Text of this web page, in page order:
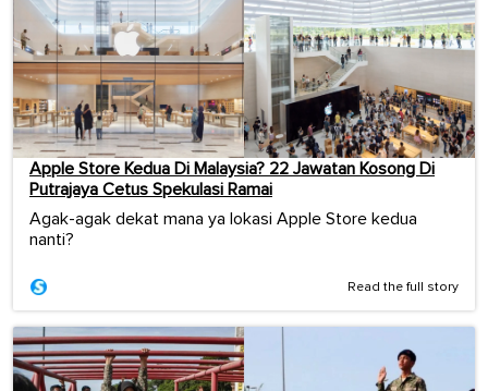
Apple Store Kedua Di Malaysia? 22 Jawatan Kosong Di
Putrajaya Cetus Spekulasi Ramai
Agak-agak dekat mana ya lokasi Apple Store kedua
nanti?
Read the full story